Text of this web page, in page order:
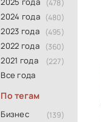
(478)
2024 года (480)
2023 года (495)
2022 года (360)
2021 года (227)
Все года
По тегам
Бизнес (139)